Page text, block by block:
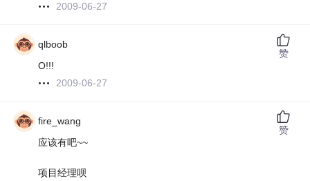
2009-06-27
qlboob
O!!!
2009-06-27
赞
fire_wang
应该有吧~~
项目经理呗
赞